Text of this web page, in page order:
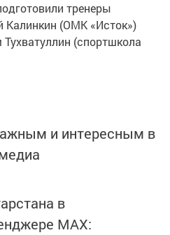
тренеры
Калинкин (ОМК «Исток»)
(спортшкола
и интересным в
в
MАХ: